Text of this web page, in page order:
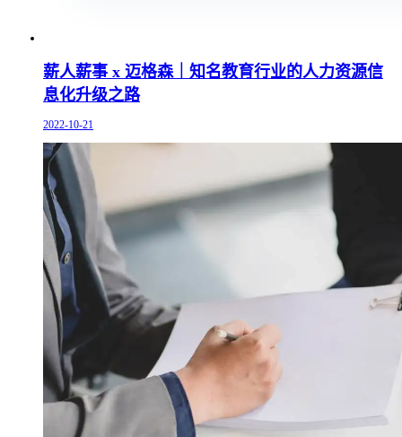
薪人薪事 x 迈格森｜知名教育行业的人力资源信
息化升级之路
2022-10-21